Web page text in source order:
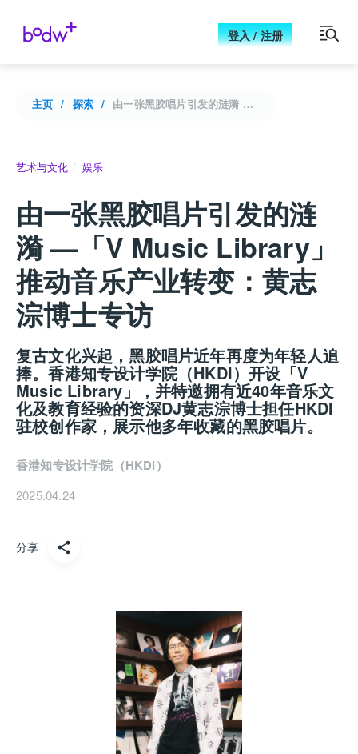
登入 / 注册
主页 探索 由一张黑胶唱片引发的涟漪 —「V Music Library」推动音乐产业转变：黄志淙博士专访
艺术与文化 娱乐
由一张黑胶唱片引发的涟
漪 —「V Music Library」
推动音乐产业转变：黄志
淙博士专访
复古文化兴起，黑胶唱片近年再度为年轻人追
捧。香港知专设计学院（HKDI）开设「V
Music Library 」，并特邀拥有近40年音乐文
化及教育经验的资深DJ黄志淙博士担任HKDI
驻校创作家，展示他多年收藏的黑胶唱片。
香港知专设计学院（HKDI）
2025.04.24
分享